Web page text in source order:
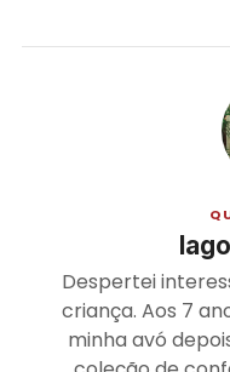
Despertei
criança. Aos 7
minha avó